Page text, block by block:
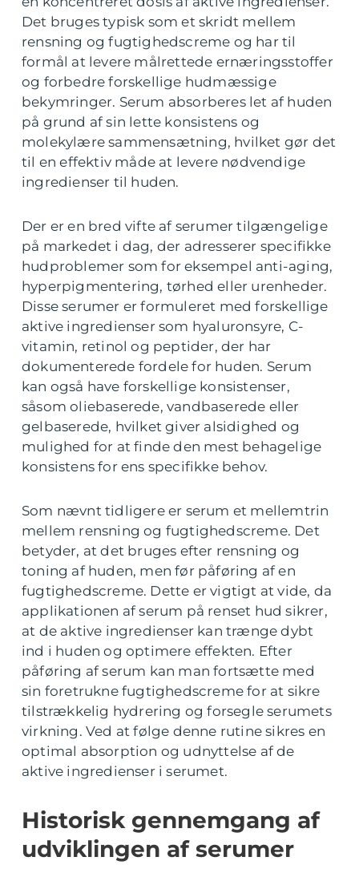
Det bruges typisk som et skridt mellem
rensning og fugtighedscreme og har til
formål at levere målrettede ernæringsstoffer
og forbedre forskellige hudmæssige
bekymringer. Serum absorberes let af huden
på grund af sin lette konsistens og
molekylære sammensætning, hvilket gør det
til en effektiv måde at levere nødvendige
ingredienser til huden.
Der er en bred vifte af serumer tilgængelige
på markedet i dag, der adresserer specifikke
hudproblemer som for eksempel anti-aging,
hyperpigmentering, tørhed eller urenheder.
Disse serumer er formuleret med forskellige
aktive ingredienser som hyaluronsyre, C-
vitamin, retinol og peptider, der har
dokumenterede fordele for huden. Serum
kan også have forskellige konsistenser,
såsom oliebaserede, vandbaserede eller
gelbaserede, hvilket giver alsidighed og
mulighed for at finde den mest behagelige
konsistens for ens specifikke behov.
Som nævnt tidligere er serum et mellemtrin
mellem rensning og fugtighedscreme. Det
betyder, at det bruges efter rensning og
toning af huden, men før påføring af en
fugtighedscreme. Dette er vigtigt at vide, da
applikationen af serum på renset hud sikrer,
at de aktive ingredienser kan trænge dybt
ind i huden og optimere effekten. Efter
påføring af serum kan man fortsætte med
sin foretrukne fugtighedscreme for at sikre
tilstrækkelig hydrering og forsegle serumets
virkning. Ved at følge denne rutine sikres en
optimal absorption og udnyttelse af de
aktive ingredienser i serumet.
Historisk gennemgang af
udviklingen af serumer